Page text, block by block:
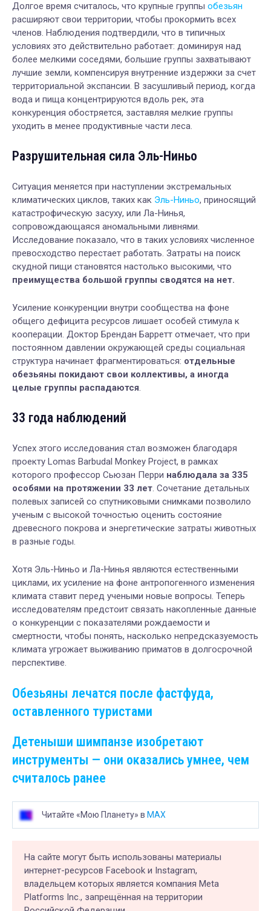
Долгое время считалось, что крупные группы обезьян
расширяют свои территории, чтобы прокормить всех
членов. Наблюдения подтвердили, что в типичных
условиях это действительно работает: доминируя над
более мелкими соседями, большие группы захватывают
лучшие земли, компенсируя внутренние издержки за счет
территориальной экспансии. В засушливый период, когда
вода и пища концентрируются вдоль рек, эта
конкуренция обостряется, заставляя мелкие группы
уходить в менее продуктивные части леса.
Разрушительная сила Эль-Ниньо
Ситуация меняется при наступлении экстремальных
климатических циклов, таких как Эль-Ниньо, приносящий
катастрофическую засуху, или Ла-Нинья,
сопровождающаяся аномальными ливнями.
Исследование показало, что в таких условиях численное
превосходство перестает работать. Затраты на поиск
скудной пищи становятся настолько высокими, что
преимущества большой группы сводятся на нет.
Усиление конкуренции внутри сообщества на фоне
общего дефицита ресурсов лишает особей стимула к
кооперации. Доктор Брендан Барретт отмечает, что при
постоянном давлении окружающей среды социальная
структура начинает фрагментироваться: отдельные
обезьяны покидают свои коллективы, а иногда
целые группы распадаются.
33 года наблюдений
Успех этого исследования стал возможен благодаря
проекту Lomas Barbudal Monkey Project, в рамках
которого профессор Сьюзан Перри наблюдала за 335
особями на протяжении 33 лет. Сочетание детальных
полевых записей со спутниковыми снимками позволило
ученым с высокой точностью оценить состояние
древесного покрова и энергетические затраты животных
в разные годы.
Хотя Эль-Ниньо и Ла-Нинья являются естественными
циклами, их усиление на фоне антропогенного изменения
климата ставит перед учеными новые вопросы. Теперь
исследователям предстоит связать накопленные данные
о конкуренции с показателями рождаемости и
смертности, чтобы понять, насколько непредсказуемость
климата угрожает выживанию приматов в долгосрочной
перспективе.
Обезьяны лечатся после фастфуда,
оставленного туристами
Детеныши шимпанзе изобретают
инструменты — они оказались умнее, чем
считалось ранее
Читайте «Мою Планету» в MAX
На сайте могут быть использованы материалы
интернет-ресурсов Facebook и Instagram,
владельцем которых является компания Meta
Platforms Inc., запрещённая на территории